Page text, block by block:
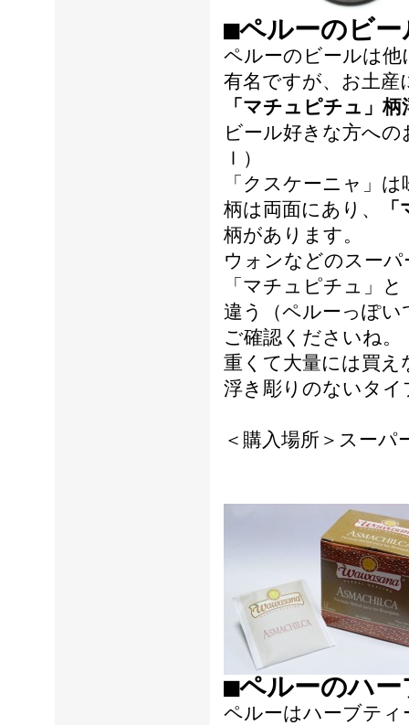
■ペルーのビ
ペルーのビールは
有名ですが、お土
「マチュピチュ」
ビール好きな方へ
ｌ）
「クスケーニャ」
柄は両面にあり、
柄があります。
ウォンなどのスー
「マチュピチュ」
違う（ペルーっぽ
ご確認くださいね。
重くて大量には買え
浮き彫りのないタ
＜購入場所＞スー
■ペルーのハ
ペルーはハーブテ